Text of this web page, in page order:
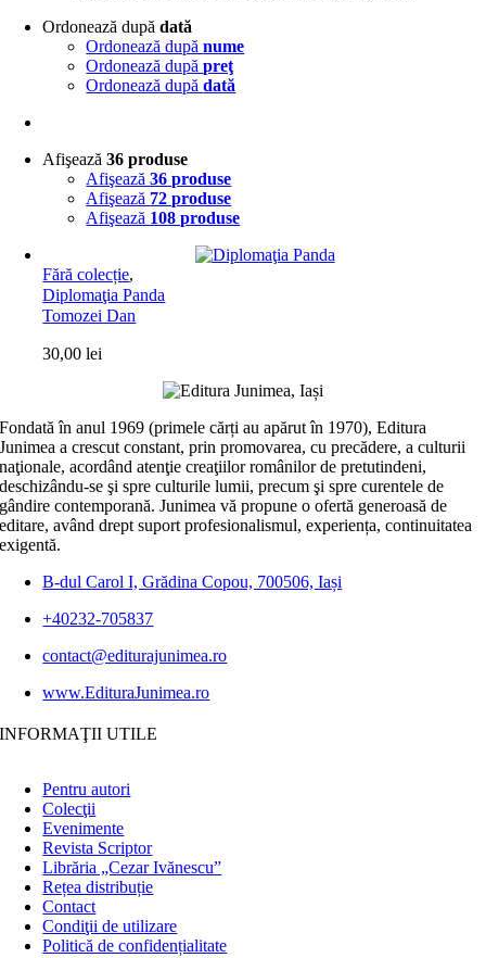
Ordonează dupădată
Ordonează dupănume
Ordonează dupăpreţ
Ordonează dupădată
Afişează36 produse
Afişează36 produse
Afişează 72 produse
Afişează 108 produse
Fără colecție,
Diplomaţia Panda
Tomozei Dan
30,00lei
Fondată în anul 1969 (primele cărți au apărut în 1970), Editura
Junimea a crescut constant, prin promovarea, cu precădere, a culturii
naţionale, acordând atenţie creaţiilor românilor de pretutindeni,
deschizându-se şi spre culturile lumii, precum şi spre curentele de
gândire contemporană. Junimea vă propune o ofertă generoasă de
editare, având drept suport profesionalismul, experiența, continuitatea
exigentă.
B-dul Carol I, Grădina Copou, 700506, Iași
+40232-705837
contact@editurajunimea.ro
www.EdituraJunimea.ro
INFORMAŢII UTILE
Pentru autori
Colecţii
Evenimente
Revista Scriptor
Librăria „Cezar Ivănescu”
Rețea distribuție
Contact
Condiţii de utilizare
Politică de confidențialitate